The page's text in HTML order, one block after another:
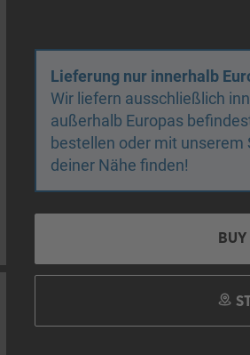
Lieferung nur innerhalb
Wir liefern ausschließlich
außerhalb Europas
bestellen oder mit unserem
deiner Nähe finden!
BUY